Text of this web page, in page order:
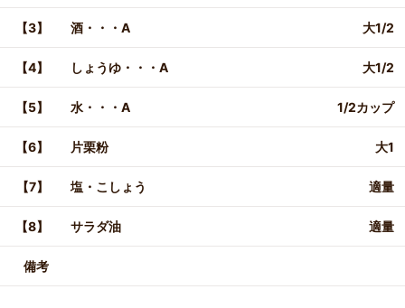
【3】 酒・・・A 大1/2
【4】 しょうゆ・・・A 大1/2
【5】 水・・・A 1/2カップ
【6】 片栗粉 大1
【7】 塩・こしょう 適量
【8】 サラダ油 適量
備考